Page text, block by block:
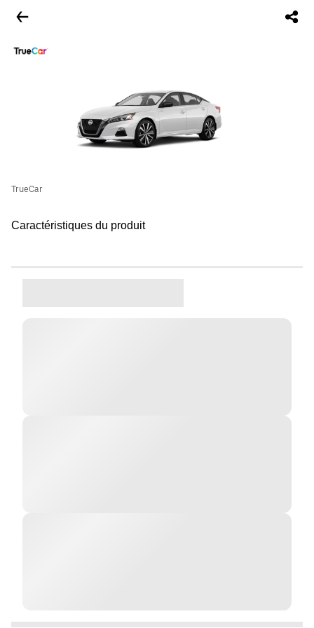
TrueCar
Caractéristiques du produit